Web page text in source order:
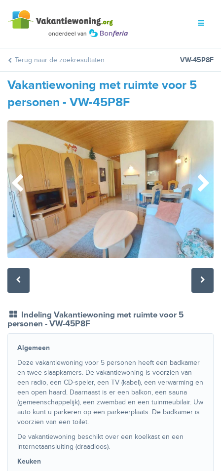
Terug naar de zoekresultaten VW-45P8F
Vakantiewoning met ruimte voor 5
personen - VW-45P8F
Indeling Vakantiewoning met ruimte voor 5
personen - VW-45P8F
Algemeen
Deze vakantiewoning voor 5 personen heeft een badkamer
en twee slaapkamers. De vakantiewoning is voorzien van
een radio, een CD-speler, een TV (kabel), een verwarming en
een open haard. Daarnaast is er een balkon, een sauna
(gemeenschappelijk), een zwembad en een tuinmeubilair. Uw
auto kunt u parkeren op een parkeerplaats. De badkamer is
voorzien van een toilet.
De vakantiewoning beschikt over een koelkast en een
internetaansluiting (draadloos).
Keuken